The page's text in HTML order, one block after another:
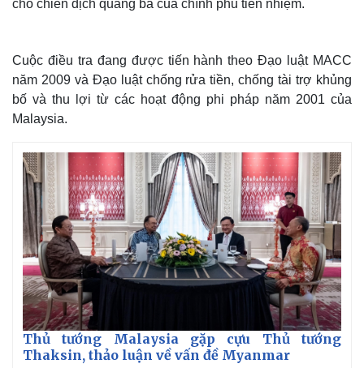
Thế giới
Quan sát
Multimedia
Video
cho chiến dịch quảng bá của chính phủ tiền nhiệm.
Cuộc điều tra đang được tiến hành theo Đạo luật MACC
năm 2009 và Đạo luật chống rửa tiền, chống tài trợ khủng
bố và thu lợi từ các hoạt động phi pháp năm 2001 của
Malaysia.
Thủ tướng Malaysia gặp cựu Thủ tướng
Thaksin, thảo luận về vấn đề Myanmar